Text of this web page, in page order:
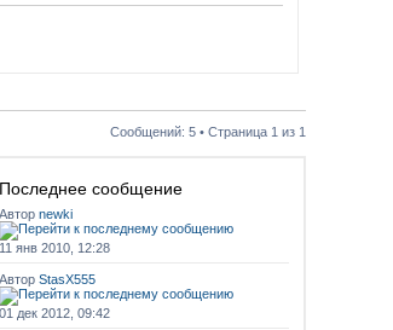
Сообщений: 5 • Страница 1 из 1
Последнее сообщение
Автор newki
11 янв 2010, 12:28
Автор StasX555
01 дек 2012, 09:42